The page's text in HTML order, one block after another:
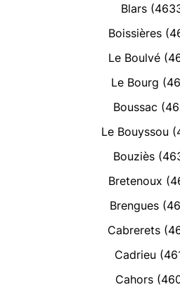
Blars
Boissières
Le Boulvé
Le Bourg
Boussac
Le Bouyssou
Bouziès
Bretenoux
Brengues
Cabrerets
Cadrieu
Cahors